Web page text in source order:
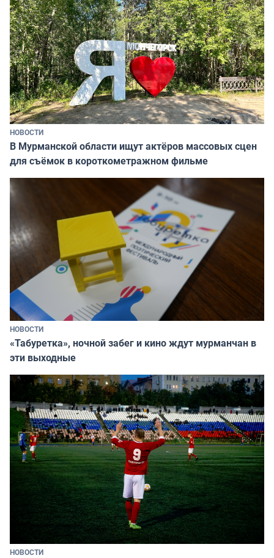
НОВОСТИ
В Мурманской области ищут актёров массовых сцен
для съёмок в короткометражном фильме
НОВОСТИ
«Табуретка», ночной забег и кино ждут мурманчан в
эти выходные
НОВОСТИ